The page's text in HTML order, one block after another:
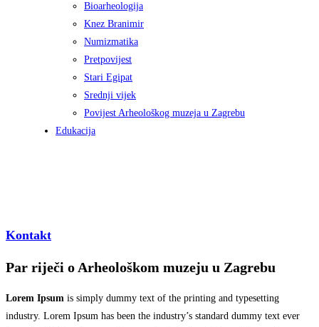
Bioarheologija
Knez Branimir
Numizmatika
Pretpovijest
Stari Egipat
Srednji vijek
Povijest Arheološkog muzeja u Zagrebu
Edukacija
Kontakt
Par riječi o Arheološkom muzeju u Zagrebu
Lorem Ipsum is simply dummy text of the printing and typesetting
industry. Lorem Ipsum has been the industry’s standard dummy text ever